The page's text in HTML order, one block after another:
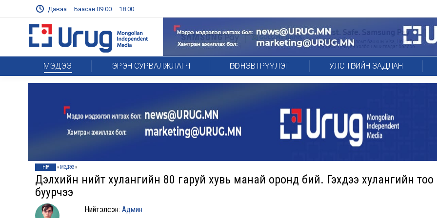
Даваа – Баасан 09:00 – 18:00
МЭДЭЭ ЭРЭН СУРВАЛЖЛАГЧ ӨРӨГ НЭВТРҮҮЛЭГ УЛС ТӨРИЙН ЗАДЛАН
НҮҮР » МЭДЭЭ»
Дэлхийн нийт хулангийн 80 гаруй хувь манай оронд бий. Гэхдээ хулангийн тоо
буурчээ
Нийтэлсэн:Админ